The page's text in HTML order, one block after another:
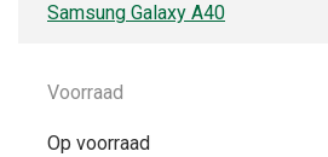
Samsung Galaxy A40
Voorraad
Op voorraad